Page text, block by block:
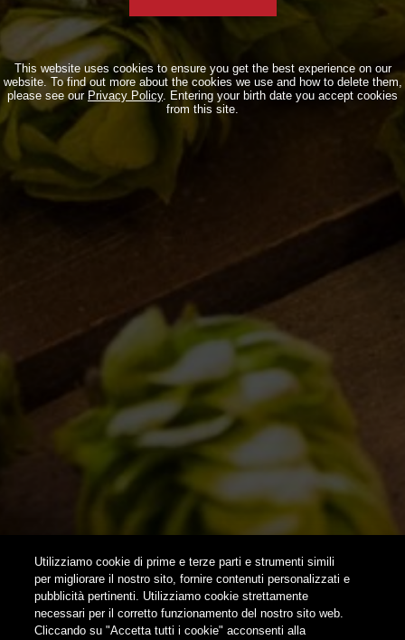
This website uses cookies to ensure you get the best experience on our
website. To find out more about the cookies we use and how to delete them,
please see our Privacy Policy. Entering your birth date you accept cookies
from this site.
I LOCALI
IL BANCONE
MONDO BDB
BLOG
CONTATTI
SUBSCRIBE
FOLLOW US
Utilizziamo cookie di prime e terze parti e strumenti simili
per migliorare il nostro sito, fornire contenuti personalizzati e
pubblicità pertinenti. Utilizziamo cookie strettamente
necessari per il corretto funzionamento del nostro sito web.
Cliccando su "Accetta tutti i cookie" acconsenti alla